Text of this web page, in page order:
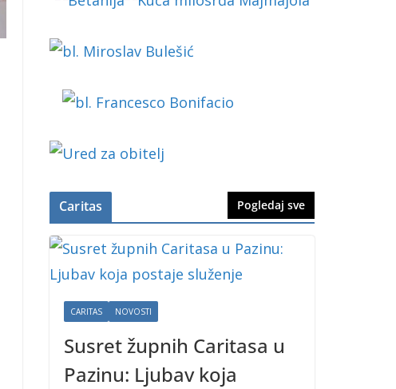
Caritas Pogledaj sve
CARITAS NOVOSTI
Susret župnih Caritasa u
Pazinu: Ljubav koja